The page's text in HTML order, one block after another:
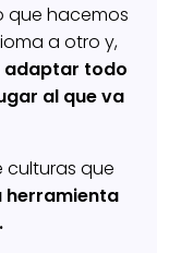
que hacemos
a otro y,
adaptar todo
al que va
culturas que
herramienta